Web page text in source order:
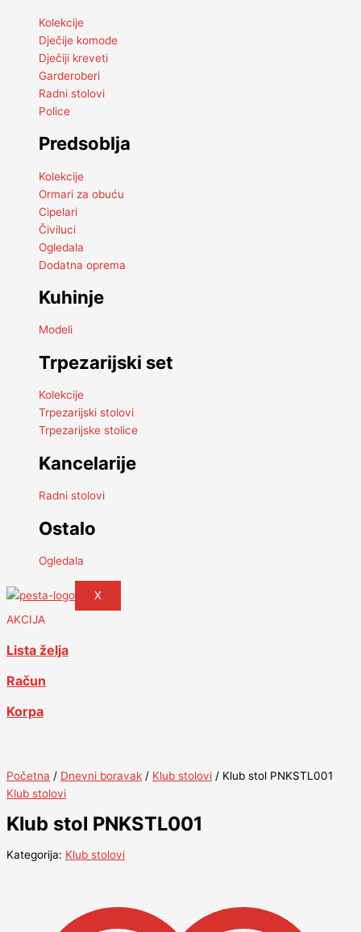
Kolekcije
Dječije komode
Dječiji kreveti
Garderoberi
Radni stolovi
Police
Predsoblja
Kolekcije
Ormari za obuću
Cipelari
Čiviluci
Ogledala
Dodatna oprema
Kuhinje
Modeli
Trpezarijski set
Kolekcije
Trpezarijski stolovi
Trpezarijske stolice
Kancelarije
Radni stolovi
Ostalo
Ogledala
X
AKCIJA
Lista želja
Račun
Korpa
Početna / Dnevni boravak / Klub stolovi / Klub stol PNKSTL001
Klub stolovi
Klub stol PNKSTL001
Kategorija: Klub stolovi